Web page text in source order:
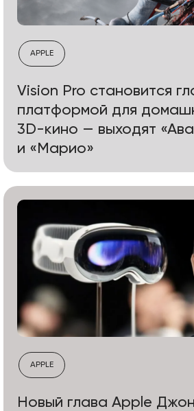
APPLE
Vision Pro становится
платформой для
3D-кино — выходят
и «Марио»
APPLE
Новый глава Apple Джон